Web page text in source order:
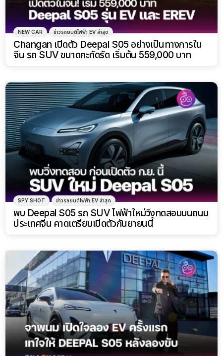
NEW CAR ข่าวรถยนต์ไฟฟ้า EV ล่าสุด
Changan เปิดตัว Deepal S05 อย่างเป็นทางการใน
จีน รถ SUV ขนาดกะทัดรัด เริ่มต้น 559,000 บาท
SPY SHOT ข่าวรถยนต์ไฟฟ้า EV ล่าสุด
พบ Deepal S05 รถ SUV ไฟฟ้าใหม่วิ่งทดสอบบนถนน
ประเทศจีน คาดเตรียมเปิดตัวกันยายนนี้